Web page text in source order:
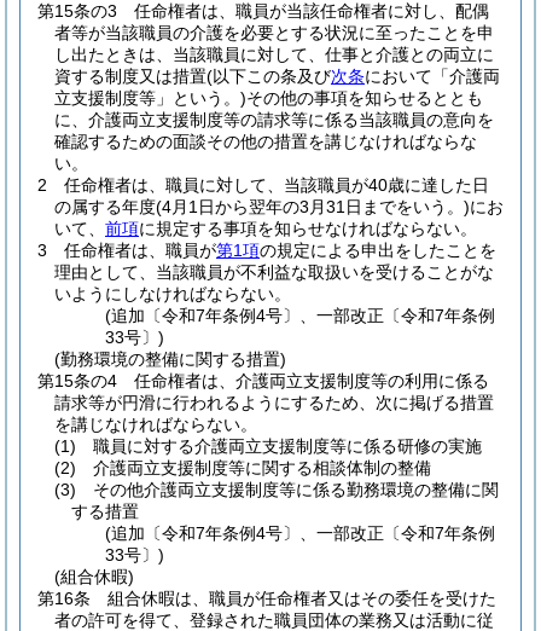
第15条の3
任命権者は、職員が当該任命権者に対し、配偶
者等が当該職員の介護を必要とする状況に至ったことを申
し出たときは、当該職員に対して、仕事と介護との両立に
資する制度又は措置(以下この条及び次条において「介護両
立支援制度等」という。)その他の事項を知らせるととも
に、介護両立支援制度等の請求等に係る当該職員の意向を
確認するための面談その他の措置を講じなければならな
い。
2
任命権者は、職員に対して、当該職員が40歳に達した日
の属する年度(4月1日から翌年の3月31日までをいう。)にお
いて、 前項に規定する事項を知らせなければならない。
3
任命権者は、職員が第1項の規定による申出をしたことを
理由として、当該職員が不利益な取扱いを受けることがな
いようにしなければならない。
(追加〔令和7年条例4号〕、一部改正〔令和7年条例
33号〕)
(勤務環境の整備に関する措置)
第15条の4
任命権者は、介護両立支援制度等の利用に係る
請求等が円滑に行われるようにするため、次に掲げる措置
を講じなければならない。
(1)
職員に対する介護両立支援制度等に係る研修の実施
(2)
介護両立支援制度等に関する相談体制の整備
(3)
その他介護両立支援制度等に係る勤務環境の整備に関
する措置
(追加〔令和7年条例4号〕、一部改正〔令和7年条例
33号〕)
(組合休暇)
第16条
組合休暇は、職員が任命権者又はその委任を受けた
者の許可を得て、登録された職員団体の業務又は活動に従